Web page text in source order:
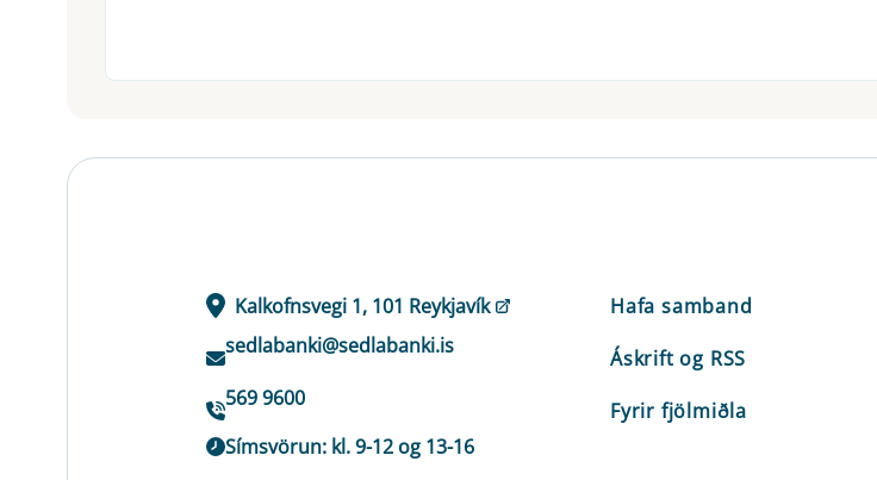
Kalkofnsvegi 1, 101 Reykjavík
sedlabanki@sedlabanki.is
569 9600
Símsvörun: kl. 9-12 og 13-16
Hafa samband
Áskrift og RSS
Fyrir fjölmiðla